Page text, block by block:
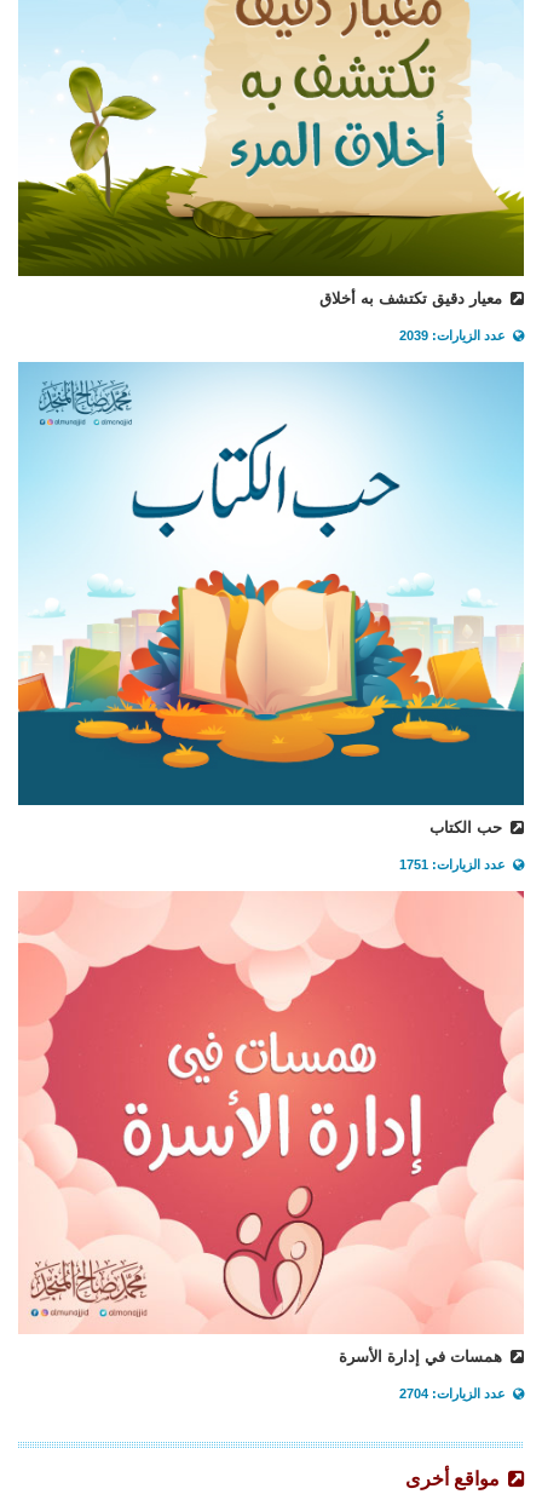
معيار دقيق تكتشف به أخلاق
عدد الزيارات: 2039
حب الكتاب
عدد الزيارات: 1751
همسات في إدارة الأسرة
عدد الزيارات: 2704
مواقع أخرى